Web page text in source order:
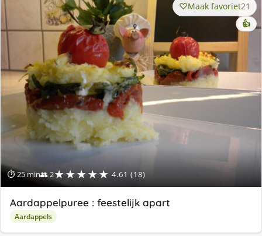
⏱ 25 min👥 2★★★★★ 4.61 (18)
Maak favoriet21
👍
Aardappelpuree : feestelijk apart
Aardappels